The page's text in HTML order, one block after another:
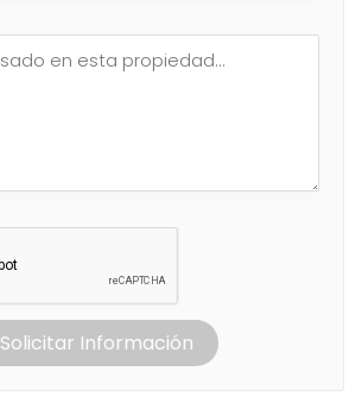
Solicitar Información